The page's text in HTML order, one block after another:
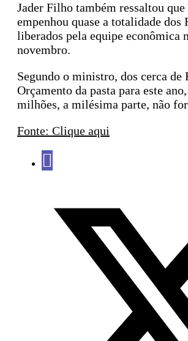
Jader Filho também ressaltou que
empenhou quase a totalidade dos
liberados pela equipe econômica
novembro.
Segundo o ministro, dos cerca de
Orçamento da pasta para este
milhões, a milésima parte, não
Fonte: Clique aqui